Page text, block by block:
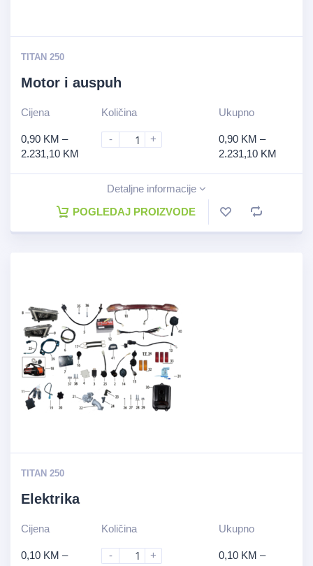
TITAN 250
Motor i auspuh
Cijena
0,90 KM –
2.231,10 KM
Količina
- +
Ukupno
0,90 KM –
2.231,10 KM
Detaljne informacije
POGLEDAJ PROIZVODE
TITAN 250
Elektrika
Cijena
0,10 KM –
Količina
- +
Ukupno
0,10 KM –